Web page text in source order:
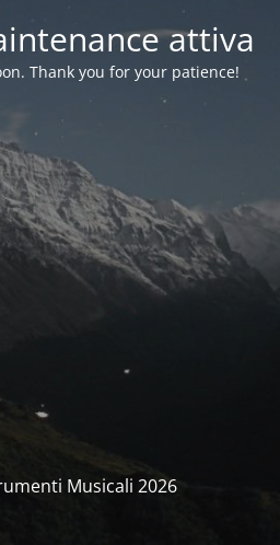
attiva
Thank you for your patience!
Musicali 2026